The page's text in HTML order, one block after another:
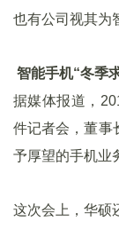
也有公司视其为
智能手机“冬季
据媒体报道，
件记者会，董
予厚望的手机业
这次会上，华硕